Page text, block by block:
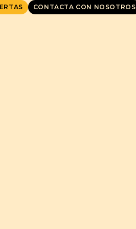
CONTACTA CON NOSOTROS